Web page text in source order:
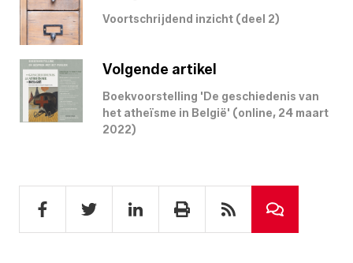
Voortschrijdend inzicht (deel 2)
Volgende artikel
Boekvoorstelling 'De geschiedenis van
het atheïsme in België' (online, 24 maart
2022)